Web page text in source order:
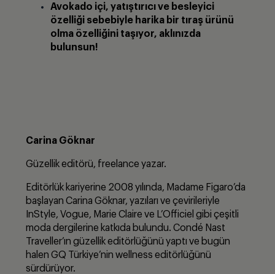
Avokado içi, yatıştırıcı ve besleyici
özelliği sebebiyle harika bir tıraş ürünü
olma özelliğini taşıyor, aklınızda
bulunsun!
Carina Göknar
Güzellik editörü, freelance yazar.
Editörlük kariyerine 2008 yılında, Madame Figaro’da
başlayan Carina Göknar, yazıları ve çevirileriyle
InStyle, Vogue, Marie Claire ve L’Officiel gibi çeşitli
moda dergilerine katkıda bulundu. Condé Nast
Traveller’ın güzellik editörlüğünü yaptı ve bugün
halen GQ Türkiye’nin wellness editörlüğünü
sürdürüyor.